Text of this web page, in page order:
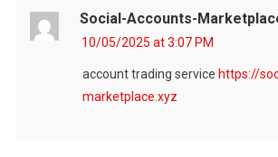
Social-Accounts-
10/05/2025 at 3:07 PM
account trading service https://
marketplace.xyz